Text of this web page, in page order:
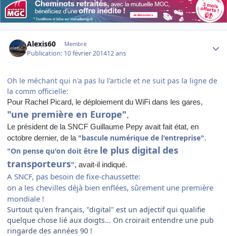
Alexis60 Membre
Publication: 10 février 201412 ans
Oh le méchant qui n'a pas lu l'article et ne suit pas la ligne de
la comm officielle:
Pour Rachel Picard, le déploiement du WiFi dans les gares,
"une première en Europe",
Le président de la SNCF Guillaume Pepy avait fait état, en
octobre dernier, de la "bascule numérique de l'entreprise".
"On pense qu'on doit être le plus digital des
transporteurs", avait-il indiqué.
A SNCF, pas besoin de fixe-chaussette:
on a les chevilles déjà bien enflées, sûrement une première
mondiale !
Surtout qu'en français, "digital" est un adjectif qui qualifie
quelque chose lié aux doigts... On croirait entendre une pub
ringarde des années 90 !